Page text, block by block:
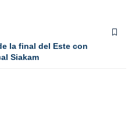
la final del Este con
Siakam